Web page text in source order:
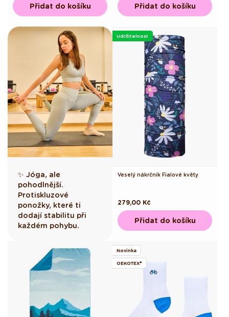
Přidat do košíku Přidat do košíku
✨ Jóga, ale
pohodlnější.
Protiskluzové
ponožky, které ti
dodají stabilitu při
každém pohybu.
Udržitelnost
Veselý nákrčník Fialové květy
Běžná
cena
279,00 Kč
Přidat do košíku
Novinka
OEKOTEX®